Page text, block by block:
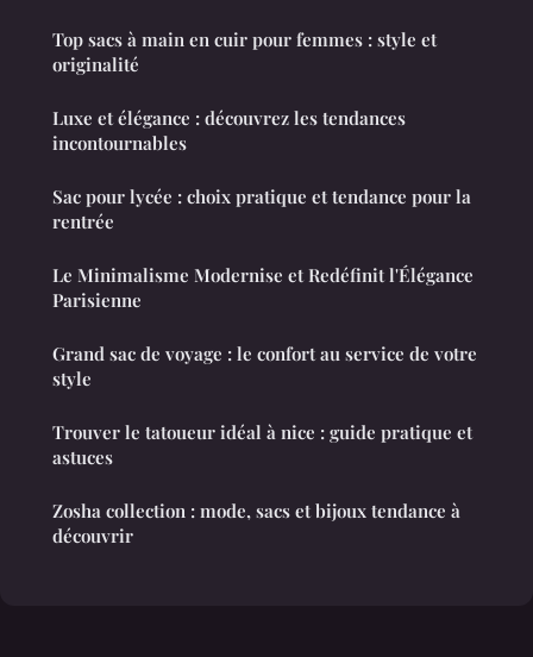
Top sacs à main en cuir pour femmes : style et
originalité
Luxe et élégance : découvrez les tendances
incontournables
Sac pour lycée : choix pratique et tendance pour la
rentrée
Le Minimalisme Modernise et Redéfinit l'Élégance
Parisienne
Grand sac de voyage : le confort au service de votre
style
Trouver le tatoueur idéal à nice : guide pratique et
astuces
Zosha collection : mode, sacs et bijoux tendance à
découvrir